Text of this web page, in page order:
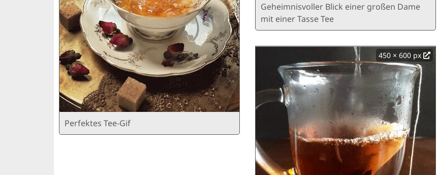
Perfektes Tee-Gif
Geheimnisvoller Blick einer großen Dame
mit einer Tasse Tee
450 × 600 px